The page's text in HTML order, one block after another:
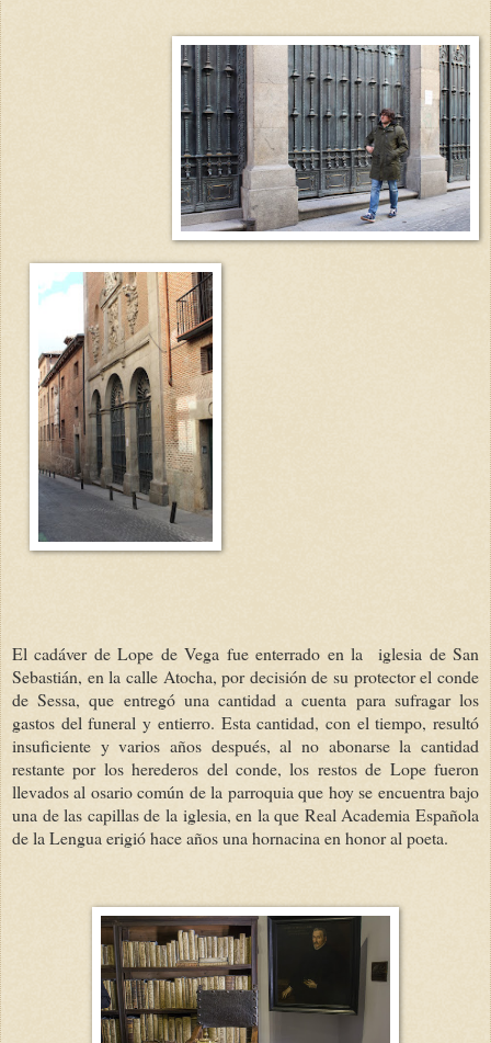
El cadáver de Lope de Vega fue enterrado en la iglesia de San
Sebastián, en la calle Atocha, por decisión de su protector el conde
de Sessa, que entregó una cantidad a cuenta para sufragar los
gastos del funeral y entierro. Esta cantidad, con el tiempo, resultó
insuficiente y varios años después, al no abonarse la cantidad
restante por los herederos del conde, los restos de Lope fueron
llevados al osario común de la parroquia que hoy se encuentra bajo
una de las capillas de la iglesia, en la que Real Academia Española
de la Lengua erigió hace años una hornacina en honor al poeta.